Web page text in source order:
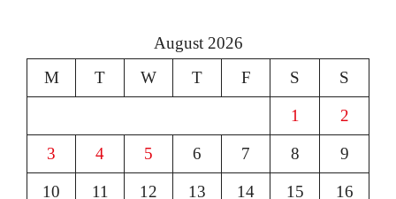
August 2026
M
T W T F S S
1 2
3 4 5 6 7 8 9
10 11 12 13 14 15 16